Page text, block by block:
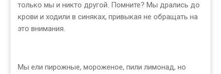
только мы и никто другой. Помните? Мы дрались до
крови и ходили в синяках, привыкая не обращать на
это внимания.
Мы ели пирожные, мороженое, пили лимонад, но